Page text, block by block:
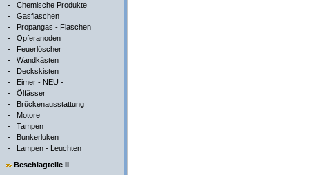
- Chemische Produkte
- Gasflaschen
- Propangas - Flaschen
- Opferanoden
- Feuerlöscher
- Wandkästen
- Deckskisten
- Eimer - NEU -
- Ölfässer
- Brückenausstattung
- Motore
- Tampen
- Bunkerluken
- Lampen - Leuchten
Beschlagteile II